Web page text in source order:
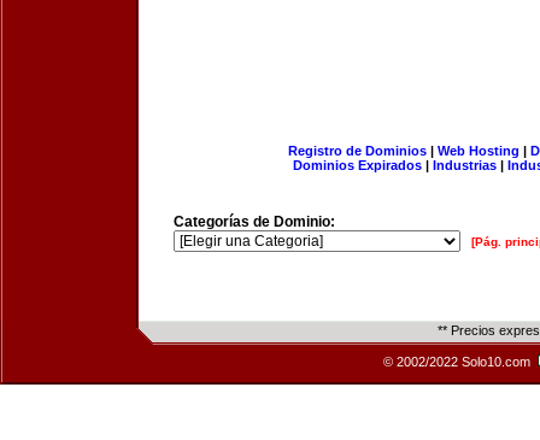
Registro de Dominios| Web Hosting |
Dominios Expirados | Industrias |
Categorías de Dominio:
[Pág.
** Precios
© 2002/2022 Solo10.com